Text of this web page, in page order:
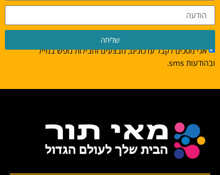
אני מסכים לקבל עדכונים, מבצעים וחבילות נופש במייל
ובהודעות sms.
שליחה